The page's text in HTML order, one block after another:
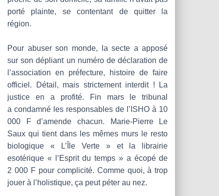
porté plainte, se contentant de quitter la
région.
Pour abuser son monde, la secte a apposé
sur son dépliant un numéro de déclaration de
l’association en préfecture, histoire de faire
officiel. Détail, mais strictement interdit ! La
justice en a profité. Fin mars le tribunal
a condamné les responsables de l’ISHO à 10
000 F d’amende chacun. Marie-Pierre Le
Saux qui tient dans les mêmes murs le resto
biologique « L’Île Verte » et la librairie
esotérique « l’Esprit du temps » a écopé de
2 000 F pour complicité. Comme quoi, à trop
jouer à l’holistique, ça peut péter au nez.